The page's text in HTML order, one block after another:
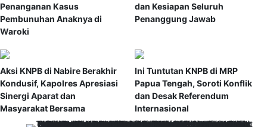
Penanganan Kasus
Pembunuhan Anaknya di
Waroki
dan Kesiapan Seluruh
Penanggung Jawab
Aksi KNPB di Nabire Berakhir
Kondusif, Kapolres Apresiasi
Sinergi Aparat dan
Masyarakat Bersama
Ini Tuntutan KNPB di MRP
Papua Tengah, Soroti Konflik
dan Desak Referendum
Internasional